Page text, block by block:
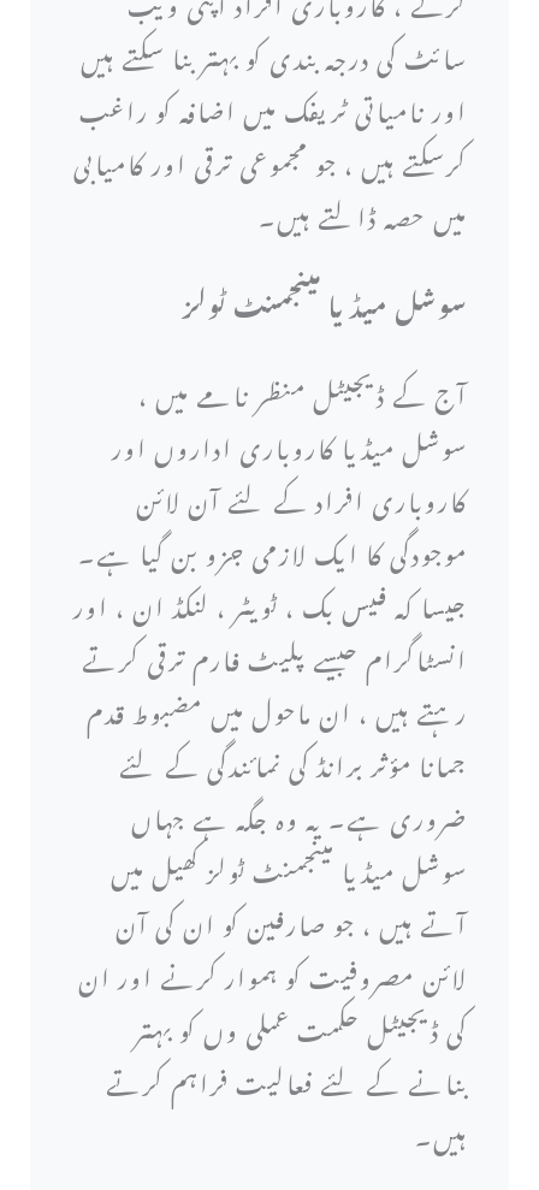
سائٹ کی درجہ بندی کو بہتر بنا سکتے ہیں
اور نامیاتی ٹریفک میں اضافہ کو راغب
کرسکتے ہیں ، جو مجموعی ترقی اور کامیابی
میں حصہ ڈالتے ہیں۔
سوشل میڈیا مینجمنٹ ٹولز
آج کے ڈیجیٹل منظر نامے میں ،
سوشل میڈیا کاروباری اداروں اور
کاروباری افراد کے لئے آن لائن
موجودگی کا ایک لازمی جزو بن گیا ہے۔
جیسا کہ فیس بک ، ٹویٹر ، لنکڈ ان ، اور
انسٹاگرام جیسے پلیٹ فارم ترقی کرتے
رہتے ہیں ، ان ماحول میں مضبوط قدم
جمانا مؤثر برانڈ کی نمائندگی کے لئے
ضروری ہے۔ یہ وہ جگہ ہے جہاں
سوشل میڈیا مینجمنٹ ٹولز کھیل میں
آتے ہیں ، جو صارفین کو ان کی آن
لائن مصروفیت کو ہموار کرنے اور ان
کی ڈیجیٹل حکمت عملی وں کو بہتر
بنانے کے لئے فعالیت فراہم کرتے
ہیں۔